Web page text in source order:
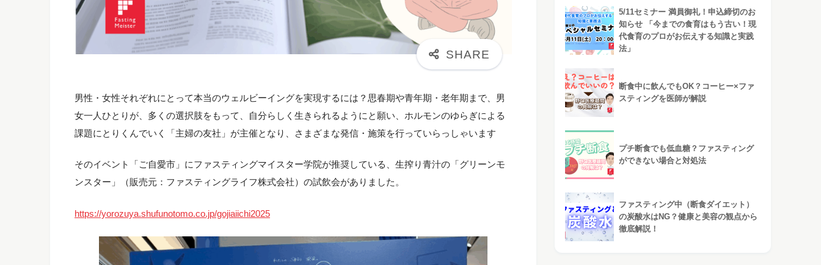
男性・女性それぞれにとって本当のウェルビーイングを実現するには？思春期や青年期・老年期まで、男
女一人ひとりが、多くの選択肢をもって、自分らしく生きられるようにと願い、ホルモンのゆらぎによる
課題にとりくんでいく「主婦の友社」が主催となり、さまざまな発信・施策を行っていらっしゃいます
そのイベント「ご自愛市」にファスティングマイスター学院が推奨している、生搾り青汁の「グリーンモ
ンスター」（販売元：ファスティングライフ株式会社）の試飲会がありました。
https://yorozuya.shufunotomo.co.jp/gojiaiichi2025
5/11セミナー 満員御礼！申込締切のお
知らせ 「今までの食育はもう古い！現
代食育のプロがお伝えする知識と実践
法」
断食中に飲んでもOK？コーヒー×ファ
スティングを医師が解説
プチ断食でも低血糖？ファスティング
ができない場合と対処法
ファスティング中（断食ダイエット）
の炭酸水はNG？健康と美容の観点から
徹底解説！